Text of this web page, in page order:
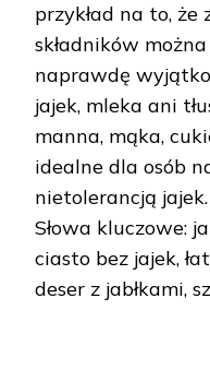
przykład na to,
składników
naprawdę
jajek, mleka ani
manna, mąka,
idealne dla osób
nietolerancją jajek.
Słowa kluczowe:
ciasto bez jajek,
deser z jabłkami,